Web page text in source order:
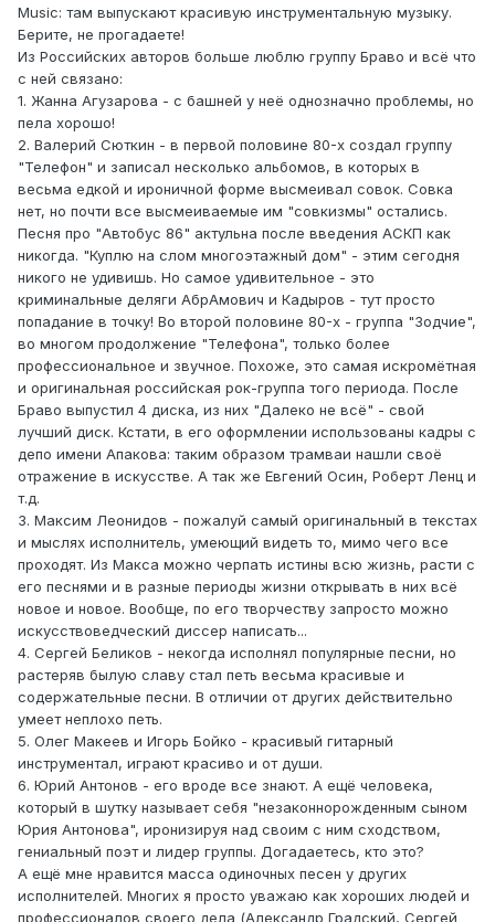
Music: там выпускают красивую инструментальную музыку.
Берите, не прогадаете!
Из Российских авторов больше люблю группу Браво и всё что
с ней связано:
1. Жанна Агузарова - с башней у неё однозначно проблемы, но
пела хорошо!
2. Валерий Сюткин - в первой половине 80-х создал группу
"Телефон" и записал несколько альбомов, в которых в
весьма едкой и ироничной форме высмеивал совок. Совка
нет, но почти все высмеиваемые им "совкизмы" остались.
Песня про "Автобус 86" актульна после введения АСКП как
никогда. "Куплю на слом многоэтажный дом" - этим сегодня
никого не удивишь. Но самое удивительное - это
криминальные деляги АбрАмович и Кадыров - тут просто
попадание в точку! Во второй половине 80-х - группа "Зодчие",
во многом продолжение "Телефона", только более
профессиональное и звучное. Похоже, это самая искромётная
и оригинальная российская рок-группа того периода. После
Браво выпустил 4 диска, из них "Далеко не всё" - свой
лучший диск. Кстати, в его оформлении использованы кадры с
депо имени Апакова: таким образом трамваи нашли своё
отражение в искусстве. А так же Евгений Осин, Роберт Ленц и
т.д.
3. Максим Леонидов - пожалуй самый оригинальный в текстах
и мыслях исполнитель, умеющий видеть то, мимо чего все
проходят. Из Макса можно черпать истины всю жизнь, расти с
его песнями и в разные периоды жизни открывать в них всё
новое и новое. Вообще, по его творчеству запросто можно
искусствоведческий диссер написать...
4. Сергей Беликов - некогда исполнял популярные песни, но
растеряв былую славу стал петь весьма красивые и
содержательные песни. В отличии от других действительно
умеет неплохо петь.
5. Олег Макеев и Игорь Бойко - красивый гитарный
инструментал, играют красиво и от души.
6. Юрий Антонов - его вроде все знают. А ещё человека,
который в шутку называет себя "незаконнорожденным сыном
Юрия Антонова", иронизируя над своим с ним сходством,
гениальный поэт и лидер группы. Догадаетесь, кто это?
А ещё мне нравится масса одиночных песен у других
исполнителей. Многих я просто уважаю как хороших людей и
профессионалов своего дела (Александр Градский, Сергей